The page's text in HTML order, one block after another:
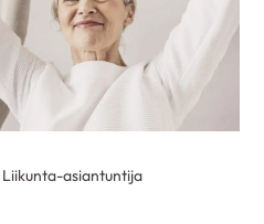
Liikunta-asiantuntija